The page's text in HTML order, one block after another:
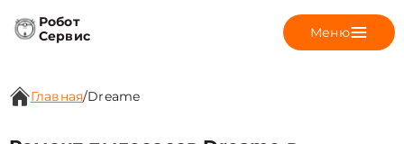
Робот
Сервис
Меню
Главная/Dreame